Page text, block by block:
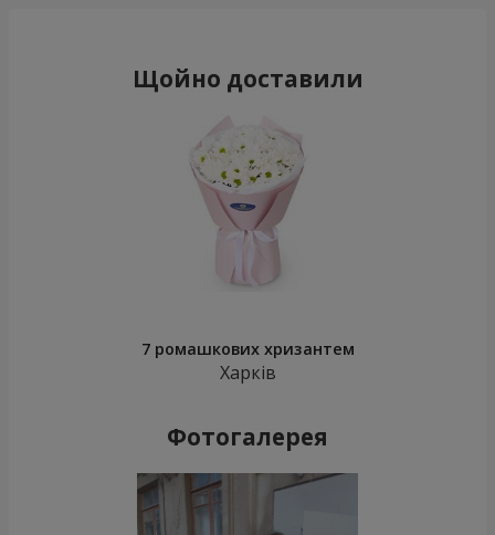
Щойно доставили
7 ромашкових хризантем
Харків
Фотогалерея